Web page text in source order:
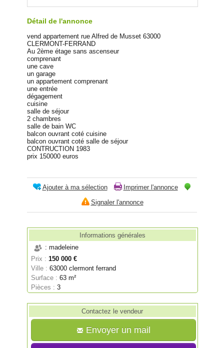
Détail de l'annonce
vend appartement rue Alfred de Musset 63000
CLERMONT-FERRAND
Au 2ème étage sans ascenseur
comprenant
une cave
un garage
un appartement comprenant
une entrée
dégagement
cuisine
salle de séjour
2 chambres
salle de bain WC
balcon ouvrant coté cuisine
balcon ouvrant coté salle de séjour
CONTRUCTION 1983
prix 150000 euros
Ajouter à ma sélection
Imprimer l'annonce
Signaler l'annonce
Informations générales
: madeleine
Prix : 150 000 €
Ville :63000 clermont ferrand
Surface : 63 m²
Pièces : 3
Contactez le vendeur
Envoyer un mail